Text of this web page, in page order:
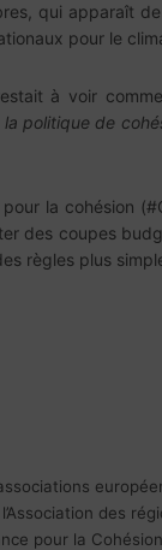
qui apparaît
pour le
à voir
politique de
la cohésion
des coupes
règles plus
des
pour la